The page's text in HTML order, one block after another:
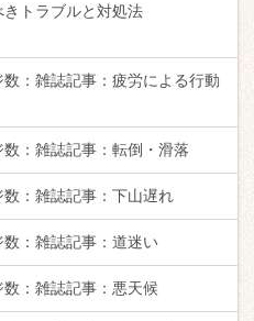
きトラブルと対処法
： 雑誌記事： 疲労による行動
： 雑誌記事： 転倒・滑落
： 雑誌記事： 下山遅れ
： 雑誌記事： 道迷い
： 雑誌記事： 悪天候